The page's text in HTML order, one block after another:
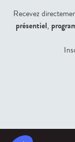
Recevez
présentiel,